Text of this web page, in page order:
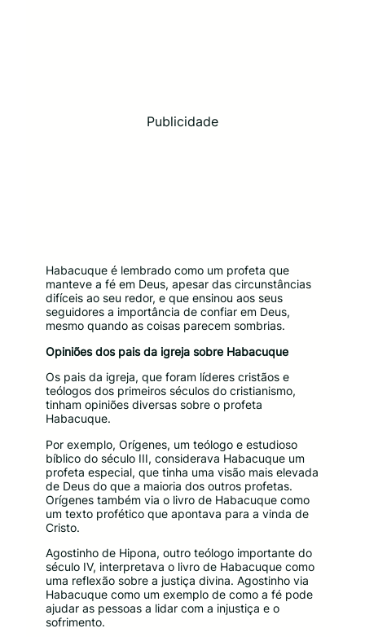
Publicidade
Habacuque é lembrado como um profeta que
manteve a fé em Deus, apesar das circunstâncias
difíceis ao seu redor, e que ensinou aos seus
seguidores a importância de confiar em Deus,
mesmo quando as coisas parecem sombrias.
Opiniões dos pais da igreja sobre Habacuque
Os pais da igreja, que foram líderes cristãos e
teólogos dos primeiros séculos do cristianismo,
tinham opiniões diversas sobre o profeta
Habacuque.
Por exemplo, Orígenes, um teólogo e estudioso
bíblico do século III, considerava Habacuque um
profeta especial, que tinha uma visão mais elevada
de Deus do que a maioria dos outros profetas.
Orígenes também via o livro de Habacuque como
um texto profético que apontava para a vinda de
Cristo.
Agostinho de Hipona, outro teólogo importante do
século IV, interpretava o livro de Habacuque como
uma reflexão sobre a justiça divina. Agostinho via
Habacuque como um exemplo de como a fé pode
ajudar as pessoas a lidar com a injustiça e o
sofrimento.